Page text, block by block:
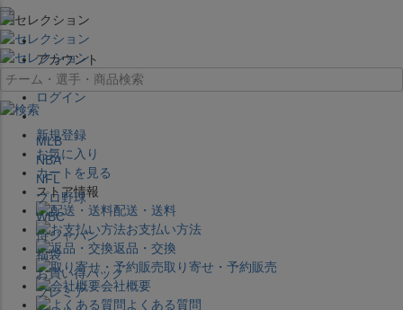
×
アカウント
ログイン
新規登録
お気に入り
カートを見る
ストア情報
配送・送料
お支払い方法
返品・交換
取り寄せ・予約販売
会社概要
よくある質問
MLB
NBA
NFL
プロ野球
WBC
侍ジャパン
福袋
お買い得パック
プレミア